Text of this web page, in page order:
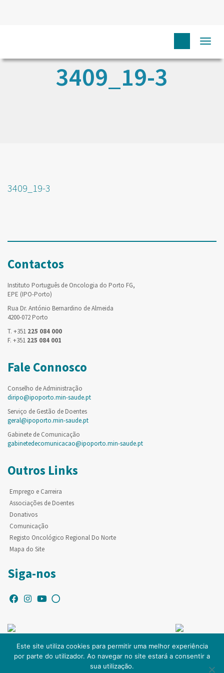
3409_19-3
3409_19-3
Contactos
Instituto Português de Oncologia do Porto FG,
EPE (IPO-Porto)
Rua Dr. António Bernardino de Almeida
4200-072 Porto
T. +351 225 084 000
F. +351 225 084 001
Fale Connosco
Conselho de Administração
diripo@ipoporto.min-saude.pt
Serviço de Gestão de Doentes
geral@ipoporto.min-saude.pt
Gabinete de Comunicação
gabinetedecomunicacao@ipoporto.min-saude.pt
Outros Links
Emprego e Carreira
Associações de Doentes
Donativos
Comunicação
Registo Oncológico Regional Do Norte
Mapa do Site
Siga-nos
© Copyright IPO-PORTO. Todos os direitos reservados.
Este site utiliza cookies para permitir uma melhor experiência
por parte do utilizador. Ao navegar no site estará a consentir a
sua utilização.